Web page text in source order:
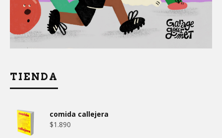
TIENDA
comida callejera
$1.890